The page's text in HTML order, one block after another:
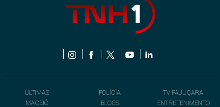
ÚLTIMAS
MACEIÓ
POLÍCIA
BLOGS
TV PAJUÇARA
ENTRETENIMENTO